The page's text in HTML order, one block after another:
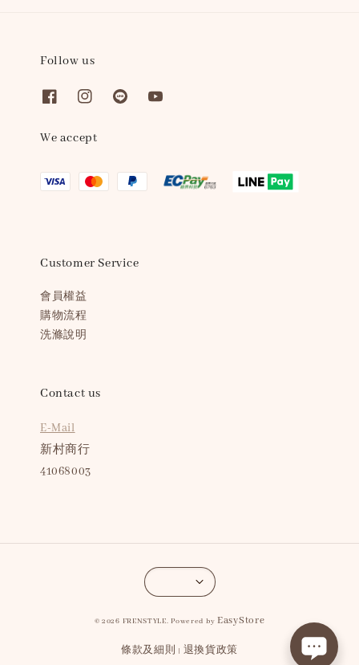
Follow us
We accept
Customer Service
會員權益
購物流程
洗滌說明
Contact us
E-Mail
新村商行
41068003
© 2026 FRENSTYLE. Powered by EasyStore
條款及細則 | 退換貨政策